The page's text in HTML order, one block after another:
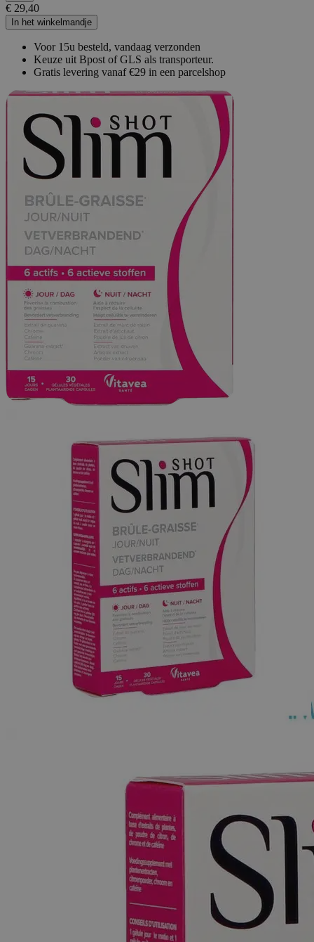
€ 29,40
In het winkelmandje
Voor 15u besteld, vandaag verzonden
Keuze uit Bpost of GLS als transporteur.
Gratis levering vanaf €29 in een parcelshop